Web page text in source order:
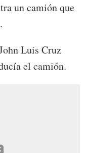
un camión que
Luis Cruz
el camión.